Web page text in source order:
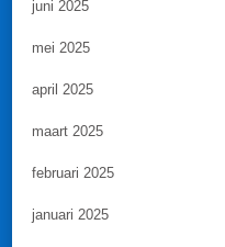
juni 2025
mei 2025
april 2025
maart 2025
februari 2025
januari 2025